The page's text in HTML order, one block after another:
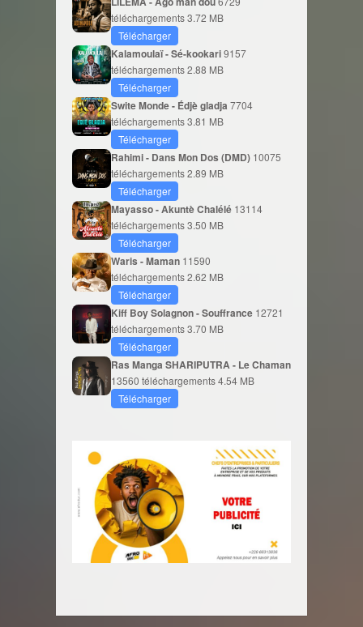
téléchargements3.72 MB
Télécharger
Kalamoulaï - Sé-kookari9157
téléchargements2.88 MB
Télécharger
Swite Monde - Édjè gladja 7704
téléchargements3.81 MB
Télécharger
Rahimi - Dans Mon Dos (DMD) 10075
téléchargements2.89 MB
Télécharger
Mayasso - Akuntè Chalélé 13114
téléchargements3.50 MB
Télécharger
Waris - Maman 11590
téléchargements2.62 MB
Télécharger
Kiff Boy Solagnon - Souffrance 12721
téléchargements3.70 MB
Télécharger
Ras Manga SHARIPUTRA - Le Chaman
13560 téléchargements4.54 MB
Télécharger